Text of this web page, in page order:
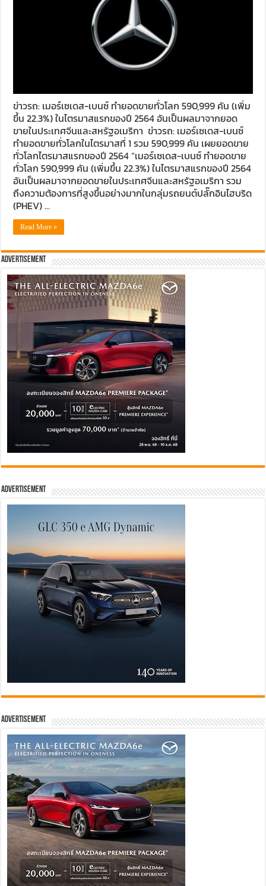
ข่าวรถ: เมอร์เซเดส-เบนซ์ ทำยอดขายทั่วโลก 590,999 คัน (เพิ่ม
ขึ้น 22.3%) ในไตรมาสแรกของปี 2564 อันเป็นผลมาจากยอด
ขายในประเทศจีนและสหรัฐอเมริกา ข่าวรถ: เมอร์เซเดส-เบนซ์
ทำยอดขายทั่วโลกในไตรมาสที่ 1 รวม 590,999 คัน เผยยอดขาย
ทั่วโลกไตรมาสแรกของปี 2564 “เมอร์เซเดส-เบนซ์ ทำยอดขาย
ทั่วโลก 590,999 คัน (เพิ่มขึ้น 22.3%) ในไตรมาสแรกของปี 2564
อันเป็นผลมาจากยอดขายในประเทศจีนและสหรัฐอเมริกา รวม
ถึงความต้องการที่สูงขึ้นอย่างมากในกลุ่มรถยนต์ปลั๊กอินไฮบริด
(PHEV) …
Read More »
Advertisement
Advertisement
Advertisement